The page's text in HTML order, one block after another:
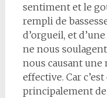
sentiment et le
rempli de
d’orgueil, et
ne nous
nous causant une
effective. Car
principalement